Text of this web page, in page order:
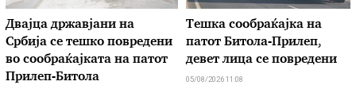
Двајца државјани на
Србија се тешко повредени
во сообраќајката на патот
Прилеп-Битола
Тешка сообраќајка на
патот Битола-Прилеп,
девет лица се повредени
05/08/2026 11:08